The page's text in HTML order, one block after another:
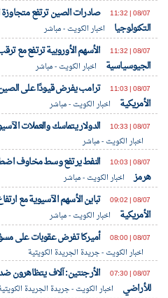
08/07 | 11:32
صادرات الصين ترتفع
التكنولوجيا
اخبار الكويت - مباشر
08/07 | 11:32
الأسهم الأوروبية ترتفع مع
الجيوسياسية
اخبار الكويت - مباشر
08/07 | 11:03
ترامب يفرض قيودًا على
الأمريكية
اخبار الكويت - مباشر
08/07 | 10:33
الدولار يتماسك والعملات
اخبار الكويت - مباشر
08/07 | 10:03
النفط يرتفع وسط مخاوف
هرمز
اخبار الكويت - مباشر
08/07 | 09:02
تباين الأسهم الآسيوية مع
الأمريكية
اخبار الكويت - مباشر
08/07 | 08:00
أميركا تفرض عقوبات على
اخبار الكويت - جريدة الجريدة الكويتية
08/07 | 07:30
الأرجنتين: آلاف يتظاهرون
للأراضي
اخبار الكويت - جريدة الجريدة